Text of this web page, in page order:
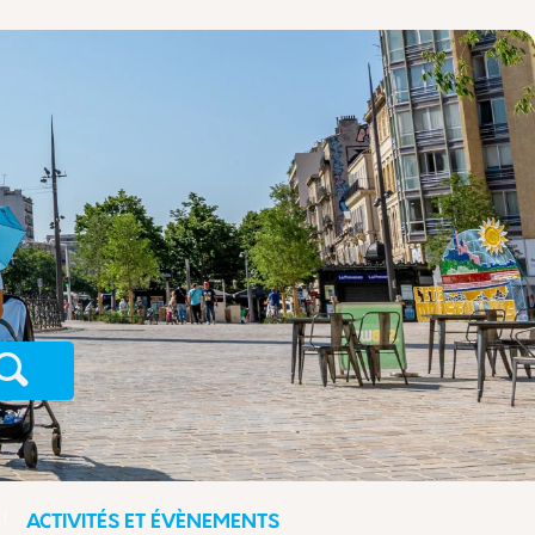
Recherche
ACTIVITÉS ET ÉVÈNEMENTS